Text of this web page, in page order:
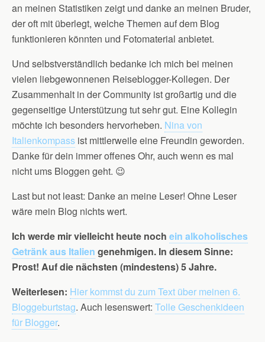
an meinen Statistiken zeigt und danke an meinen Bruder,
der oft mit überlegt, welche Themen auf dem Blog
funktionieren könnten und Fotomaterial anbietet.
Und selbstverständlich bedanke ich mich bei meinen
vielen liebgewonnenen Reiseblogger-Kollegen. Der
Zusammenhalt in der Community ist großartig und die
gegenseitige Unterstützung tut sehr gut. Eine Kollegin
möchte ich besonders hervorheben. Nina von
Italienkompass ist mittlerweile eine Freundin geworden.
Danke für dein immer offenes Ohr, auch wenn es mal
nicht ums Bloggen geht. 😉
Last but not least: Danke an meine Leser! Ohne Leser
wäre mein Blog nichts wert.
Ich werde mir vielleicht heute noch ein alkoholisches
Getränk aus Italien genehmigen. In diesem Sinne:
Prost! Auf die nächsten (mindestens) 5 Jahre.
Weiterlesen: Hier kommst du zum Text über meinen 6.
Bloggeburtstag. Auch lesenswert: Tolle Geschenkideen
für Blogger.